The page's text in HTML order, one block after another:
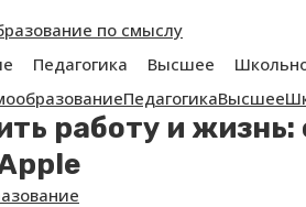
по смыслу
Педагогика Высшее
ПедагогикаВысшее
работу и